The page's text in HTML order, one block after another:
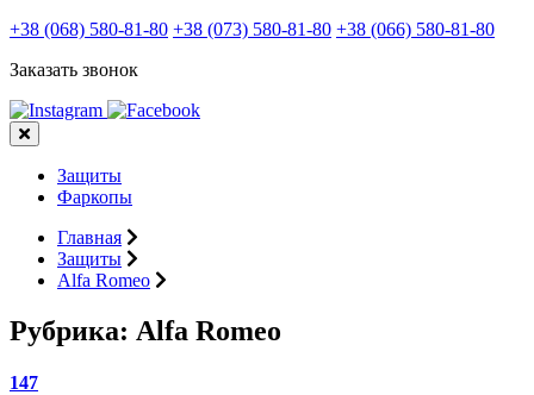
+38 (068) 580-81-80 +38 (073) 580-81-80 +38 (066) 580-81-80
Заказать звонок
Защиты
Фаркопы
Главная
Защиты
Alfa Romeo
Рубрика: Alfa Romeo
147